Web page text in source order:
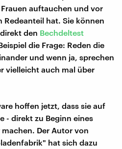
auftauchen und vor
Redeanteil hat. Sie können
den Bechdeltest
die Frage: Reden die
und wenn ja, sprechen
vielleicht auch mal über
hoffen jetzt, dass sie auf
- direkt zu Beginn eines
Der Autor von
hat sich dazu